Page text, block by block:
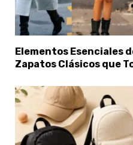
Elementos Esenciales
Zapatos Clásicos que